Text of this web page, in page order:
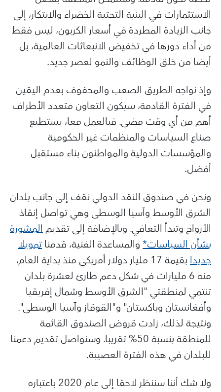
الاستثمارات في البنية التحتية الخضراء والابتكار، إلى
جانب الزيادة المطردة في أسعار الكربون، ليس فقط
من أداء دورها في تخفيض الانبعاثات العالمية، بل
أيضا من خلق الوظائف والنمو لعصر جديد.
وإذ نواجه الطريق الصعب والمحفوف بعدم اليقين
في الفترة القادمة، سيكون التعاون متعدد الأطراف
أهم من أي وقت مضى. فبالعمل معا، يستطيع
صناع السياسات والمنظمات غير الحكومية
والمؤسسات الدولية والمواطنون بناء مستقبل
أفضل.
ونحن في صندوق النقد الدولي نقف إلى جانب بلدان
الشرق الأوسط وآسيا الوسطى وهي تواصل إنقاذ
الأرواح وتبدأ التعافي. وبالإضافة إلى تقديمالمشورة
بشأن السياسات*والمساعدة الفنية، قدمناتمويلا
جديدا
بقيمة 17 مليار دولار أمريكي منذ بداية العام،
منه 6 مليارات في شكل دعم طارئ لعشرة بلدان
تنتمي لمنطقتي "الشرق الأوسط وشمال إفريقيا
وأفغانستان وباكستان" و"القوقاز وآسيا الوسطى".
ونتيجة لذلك، زادت قروض الصندوق القائمة
للمنطقة بنسبة 50% تقريبا. وسنواصل تقديم دعمنا
للبلدان في هذه الفترة العصيبة.
ولا شك أننا سننظر لاحقا إلى عام 2020 باعتباره